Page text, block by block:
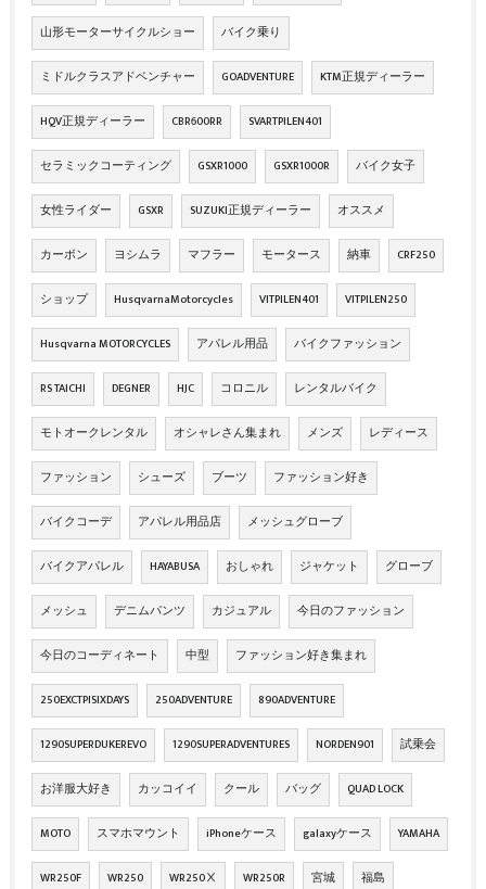
山形モーターサイクルショー バイク乗り
ミドルクラスアドベンチャー GOADVENTURE KTM正規ディーラー
HQV正規ディーラー CBR600RR SVARTPILEN401
セラミックコーティング GSXR1000 GSXR1000R バイク女子
女性ライダー GSXR SUZUKI正規ディーラー オススメ
カーボン ヨシムラ マフラー モータース 納車 CRF250
ショップ HusqvarnaMotorcycles VITPILEN401 VITPILEN250
Husqvarna MOTORCYCLES アパレル用品 バイクファッション
RS TAICHI DEGNER HJC コロニル レンタルバイク
モトオークレンタル オシャレさん集まれ メンズ レディース
ファッション シューズ ブーツ ファッション好き
バイクコーデ アパレル用品店 メッシュグローブ
バイクアパレル HAYABUSA おしゃれ ジャケット グローブ
メッシュ デニムパンツ カジュアル 今日のファッション
今日のコーディネート 中型 ファッション好き集まれ
250EXCTPISIXDAYS 250ADVENTURE 890ADVENTURE
1290SUPERDUKEREVO 1290SUPERADVENTURES NORDEN901 試乗会
お洋服大好き カッコイイ クール バッグ QUAD LOCK
MOTO スマホマウント iPhoneケース galaxyケース YAMAHA
WR250F WR250 WR250Ⅹ WR250R 宮城 福島